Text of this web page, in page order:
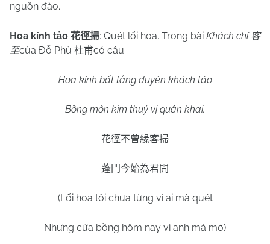
nguồn đào.
Hoa kính tảo 花徑掃: Quét lối hoa. Trong bài Khách chí客
至của Đỗ Phủ 杜甫có câu:
Hoa kính bất tằng duyên khách tảo
Bồng môn kim thuỷ vị quân khai.
花徑不曾緣客掃
蓬門今始為君開
(Lối hoa tôi chưa từng vì ai mà quét
Nhưng cửa bồng hôm nay vì anh mà mở)